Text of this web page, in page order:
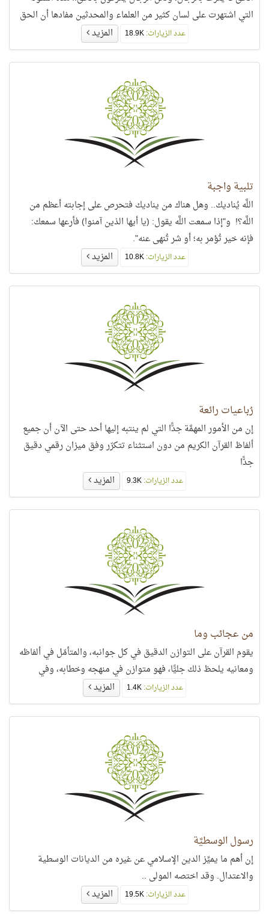
التي اشتهرت على لسان كثير من العلماء والمحدثين مفادها أن الحق
عدد الزيارات:18.9K المزيد
تلبية واجبة
اللَّه يُناديك.. وهل هناك من يناديك فتحرص على إجابته أعظم من
اللَّه؟! و"إذا سمعت اللَّه يقول: (يا أيها الذين آمنوا) فأرعها سمعك:
فإنه خير تُؤمر به؛ أو شر تُنهى عنه".
عدد الزيارات:10.8K المزيد
رُباعيات رائعة
إن من الأمور المهمَّة جدًّا التي لم ينتبه إليها أحد حتى الآن أن جميع
ألفاظ القرآن الكريم من دون استثناء تتكرّر وفق ميزان رقمي دقيق
جدًّا
عدد الزيارات: المزيد
من عجائب وما
يقوم القرآن على التوازن الدقيق في كل جوانبه، والمتأمّل في ألفاظه
ومعانيه يلحظ ذلك جليًّا، فهو متوازن في منهجه وخطابه، وفي
عدد الزيارات: المزيد
رسول الوسطيَّة
إن أهم ما يميِّز الدين الإسلامي عن غيره من الديانات الوسطية
والاعتدال. وقد اختصه المولى ..
عدد الزيارات:19.5K المزيد